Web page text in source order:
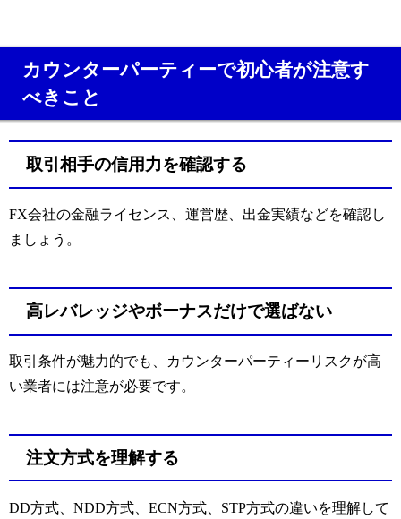
カウンターパーティーで初心者が注意す
べきこと
取引相手の信用力を確認する
FX会社の金融ライセンス、運営歴、出金実績などを確認し
ましょう。
高レバレッジやボーナスだけで選ばない
取引条件が魅力的でも、カウンターパーティーリスクが高
い業者には注意が必要です。
注文方式を理解する
DD方式、NDD方式、ECN方式、STP方式の違いを理解して